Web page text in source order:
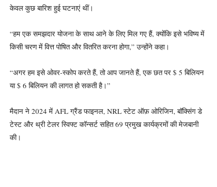
केवल कुछ बारिश हुई घटनाएं थीं।
“हम एक समझदार योजना के साथ आने के लिए मिल गए हैं, क्योंकि इसे भविष्य में
किसी चरण में वित्त पोषित और वितरित करना होगा,” उन्होंने कहा।
“अगर हम इसे ओवर-स्कोप करते हैं, तो आप जानते हैं, एक छत पर $ 5 बिलियन
या $ 6 बिलियन की लागत हो सकती है।”
मैदान ने 2024 में AFL ग्रैंड फाइनल, NRL स्टेट ऑफ़ ओरिजिन, बॉक्सिंग डे
टेस्ट और थ्री टेलर स्विफ्ट कॉन्सर्ट सहित 69 प्रमुख कार्यक्रमों की मेजबानी
की।